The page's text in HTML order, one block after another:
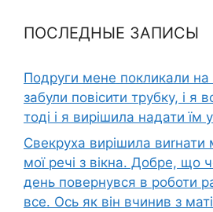
ПОСЛЕДНЫЕ ЗАПИСЫ
Подруги мене покликали на
забули повісити трубку, і я
тоді і я вирішила надати їм
Свекруха вирішила виrнати
мої речі з вікна. Добре, що
день повернувся в роботи
все. Ось як він вчинив з